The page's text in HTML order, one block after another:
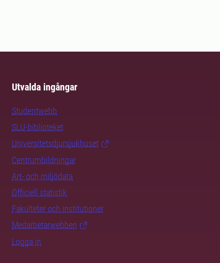
Utvalda ingångar
Studentwebb
SLU-biblioteket
Universitetsdjursjukhuset
Centrumbildningar
Art- och miljödata
Officiell statistik
Fakulteter och institutioner
Medarbetarwebben
Logga in